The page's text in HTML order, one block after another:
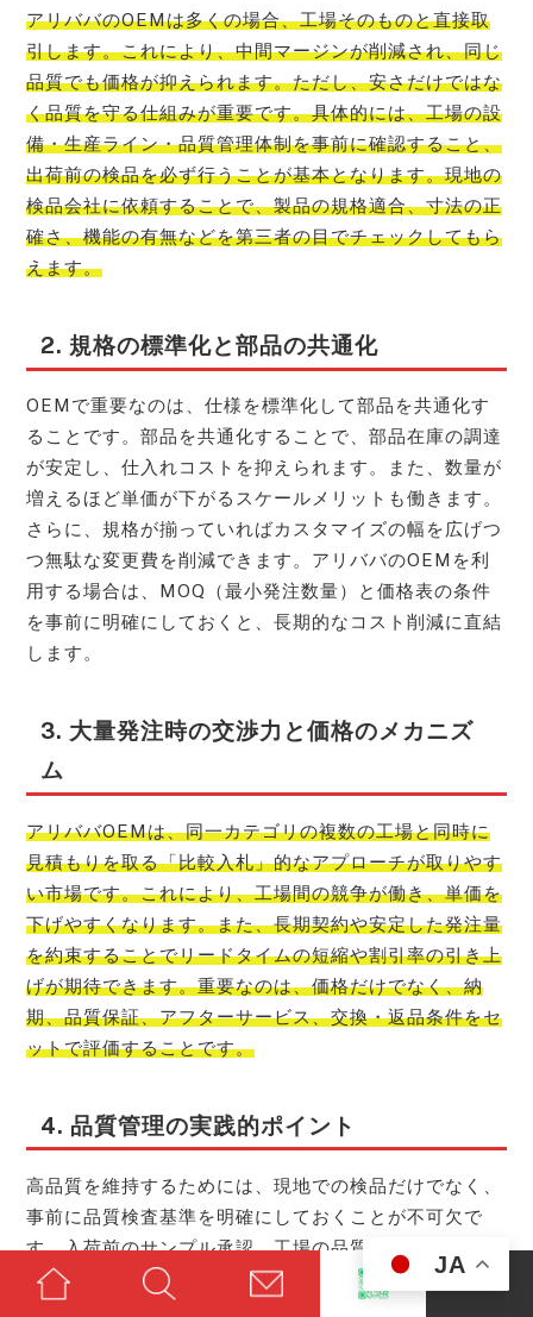
アリババのOEMは多くの場合、工場そのものと直接取
引します。これにより、中間マージンが削減され、同じ
品質でも価格が抑えられます。ただし、安さだけではな
く品質を守る仕組みが重要です。具体的には、工場の設
備・生産ライン・品質管理体制を事前に確認すること、
出荷前の検品を必ず行うことが基本となります。現地の
検品会社に依頼することで、製品の規格適合、寸法の正
確さ、機能の有無などを第三者の目でチェックしてもら
えます。
2. 規格の標準化と部品の共通化
OEMで重要なのは、仕様を標準化して部品を共通化す
ることです。部品を共通化することで、部品在庫の調達
が安定し、仕入れコストを抑えられます。また、数量が
増えるほど単価が下がるスケールメリットも働きます。
さらに、規格が揃っていればカスタマイズの幅を広げつ
つ無駄な変更費を削減できます。アリババのOEMを利
用する場合は、MOQ（最小発注数量）と価格表の条件
を事前に明確にしておくと、長期的なコスト削減に直結
します。
3. 大量発注時の交渉力と価格のメカニズ
ム
アリババOEMは、同一カテゴリの複数の工場と同時に
見積もりを取る「比較入札」的なアプローチが取りやす
い市場です。これにより、工場間の競争が働き、単価を
下げやすくなります。また、長期契約や安定した発注量
を約束することでリードタイムの短縮や割引率の引き上
げが期待できます。重要なのは、価格だけでなく、納
期、品質保証、アフターサービス、交換・返品条件をセ
ットで評価することです。
4. 品質管理の実践的ポイント
高品質を維持するためには、現地での検品だけでなく、
事前に品質検査基準を明確にしておくことが不可欠で
す。入荷前のサンプル承認、工場の品質マニュアルの有
無、原材料の規格書（材料証明書、成分表）の確認、出
JA